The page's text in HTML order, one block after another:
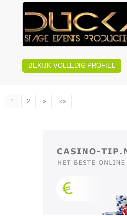
BEKIJK VOLLEDIG PROFIEL
1 2 » »»